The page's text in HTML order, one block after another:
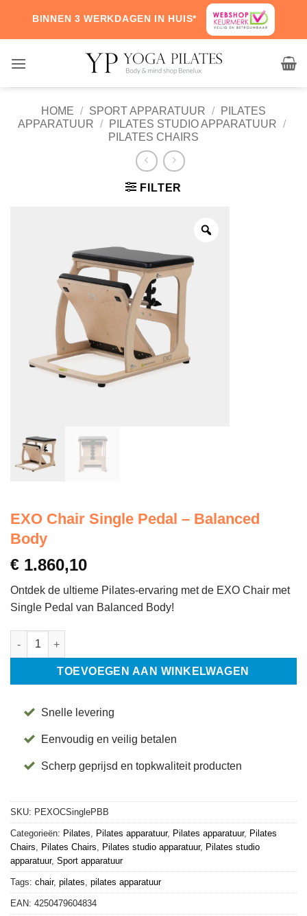
content
BINNEN 3 WERKDAGEN IN HUIS*
HOME / SPORT APPARATUUR /
PILATES
APPARATUUR
/ PILATES STUDIO APPARATUUR /
PILATES CHAIRS
FILTER
EXO Chair Single Pedal – Balanced
Body
€ 1.860,10
Ontdek de ultieme Pilates-ervaring met de EXO Chair met
Single Pedal van Balanced Body!
EXO Chair Single Pedal - Balanced Body aantal
TOEVOEGEN AAN WINKELWAGEN
Snelle levering
Eenvoudig en veilig betalen
Scherp geprijsd en topkwaliteit producten
SKU: PEXOCSinglePBB
Categorieën: Pilates Pilates apparatuur, Pilates apparatuur, Pilates
Chairs
Pilates Chairs Pilates studio apparatuur, Pilates studio
apparatuur, Sport apparatuur
Tags: chair, pilates pilates apparatuur
EAN: 4250479604834